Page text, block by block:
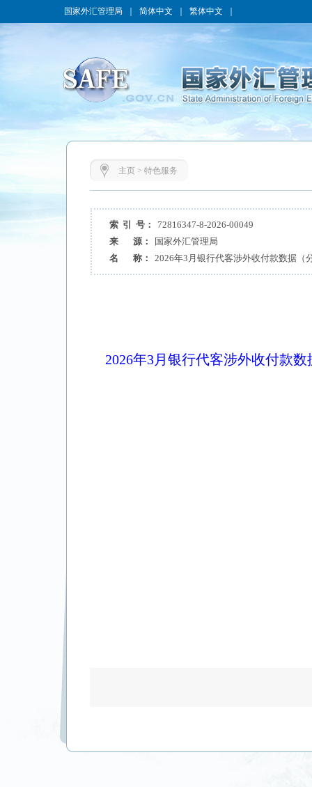
国家外汇管理局 简体中文 繁体中文
主页> 特色服务
索 引 号：
72816347-8-2026-00049
来 源：
国家外汇管理局
名 称：
2026年3月银行代客涉外收付款数据（
2026年3月银行代客涉外收付款